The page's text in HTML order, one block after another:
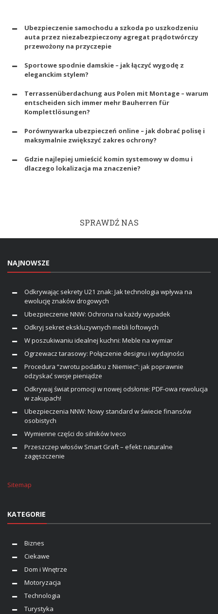
Ubezpieczenie samochodu a szkoda po uszkodzeniu
auta przez niezabezpieczony agregat prądotwórczy
przewożony na przyczepie
Sportowe spodnie damskie – jak łączyć wygodę z
eleganckim stylem?
Terrassenüberdachung aus Polen mit Montage – warum
entscheiden sich immer mehr Bauherren für
Komplettlösungen?
Porównywarka ubezpieczeń online – jak dobrać polisę i
maksymalnie zwiększyć zakres ochrony?
Gdzie najlepiej umieścić komin systemowy w domu i
dlaczego lokalizacja ma znaczenie?
SPRAWDŹ NAS
NAJNOWSZE
Odkrywając sekrety U21 znak: Jak technologia wpływa na
ewolucję znaków drogowych
Ubezpieczenie NNW: Ochrona na każdy wypadek
Odkryj sekret ekskluzywnych mebli loftowych
W poszukiwaniu idealnej kuchni: Meble na wymiar
Ogrzewacz tarasowy: Połączenie designu i wydajności
Procedura “zwrotu podatku z Niemiec”: jak poprawnie
odzyskać swoje pieniądze
Odkrywaj świat promocji w nowej odsłonie: PDF-owa rewolucja
w zakupach!
Ubezpieczenia NNW: Nowy standard w świecie finansów
osobistych
Wymienne części do silników Iveco
Przeszczep włosów Smart Graft – efekt: naturalne
zagęszczenie
Sitemap
KATEGORIE
Biznes
Ciekawe
Dom i Wnętrze
Motoryzacja
Technologia
Turystyka